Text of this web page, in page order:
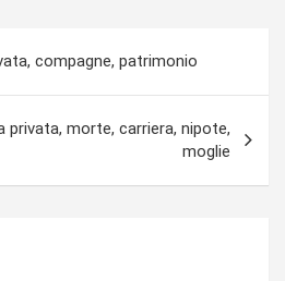
compagne, patrimonio
privata, morte, carriera, nipote,
moglie